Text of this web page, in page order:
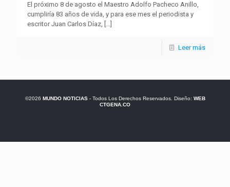
El próximo 8 de agosto el Maestro Adolfo Pacheco Anillo,
cumpliría 83 años de vida, y para ese mes el periodista y
escritor Juan Carlos Díaz, […]
Leer más
©2026 MUNDO NOTICIAS- Todos Los Derechos Reservados. Diseño: WEB
CTGENA.CO